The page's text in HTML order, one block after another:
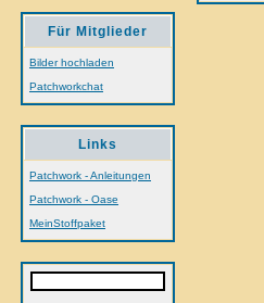
Für Mitglieder
Bilder hochladen
Patchworkchat
Links
Patchwork - Anleitungen
Patchwork - Oase
MeinStoffpaket